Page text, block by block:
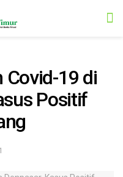
Covid-19 di
Positif